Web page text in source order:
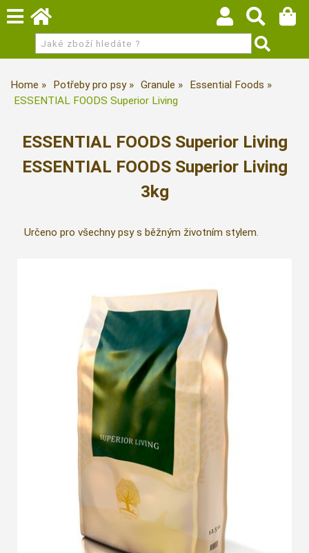
Home Potřeby pro psy Granule
Essential Foods
ESSENTIAL FOODS Superior Living
ESSENTIAL FOODS Superior Living
ESSENTIAL FOODS Superior Living
3kg
Určeno pro všechny psy s běžným životním stylem.